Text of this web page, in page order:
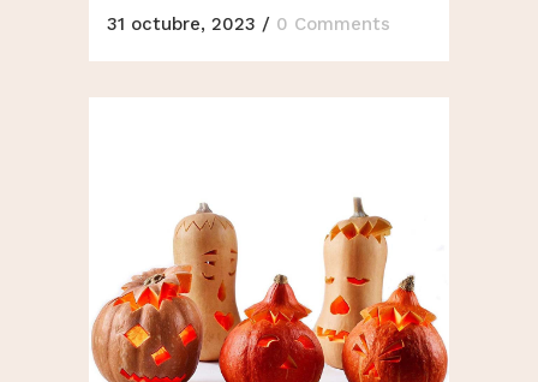
31 octubre, 2023 / 0 Comments